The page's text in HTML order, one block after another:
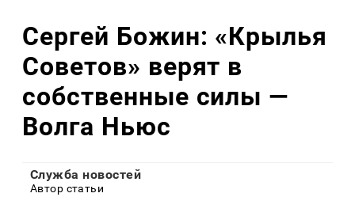
Сергей Божин: «Крылья
Советов» верят в
собственные силы —
Волга Ньюс
Служба новостей
Автор статьи